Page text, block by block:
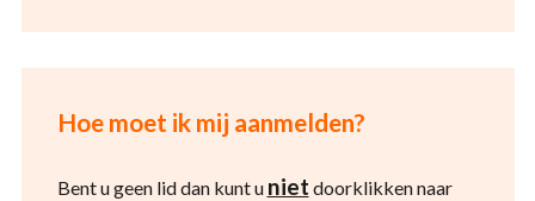
Hoe moet ik mij aanmelden?
Bent u geen lid dan kunt u niet doorklikken naar